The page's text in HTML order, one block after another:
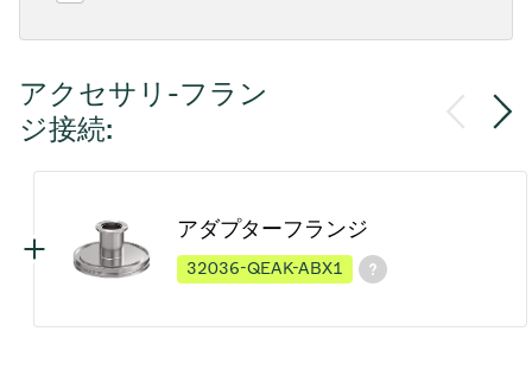
アクセサリ-フラン
ジ接続:
アダプターフランジ
32036-QEAK-ABX1